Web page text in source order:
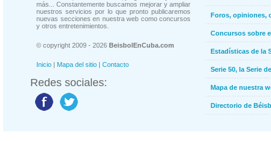
más... Constantemente buscamos mejorar y ampliar
nuestros servicios por lo que pronto publicaremos
nuevas secciones en nuestra web como concursos
y otros entretenimientos.
© copyright 2009 - 2026 BeisbolEnCuba.com
Inicio | Mapa del sitio | Contacto
Redes sociales:
Foros, opiniones,
Concursos sobre
Estadísticas de la
Serie 50, la Serie
Mapa de nuestra
Directorio de